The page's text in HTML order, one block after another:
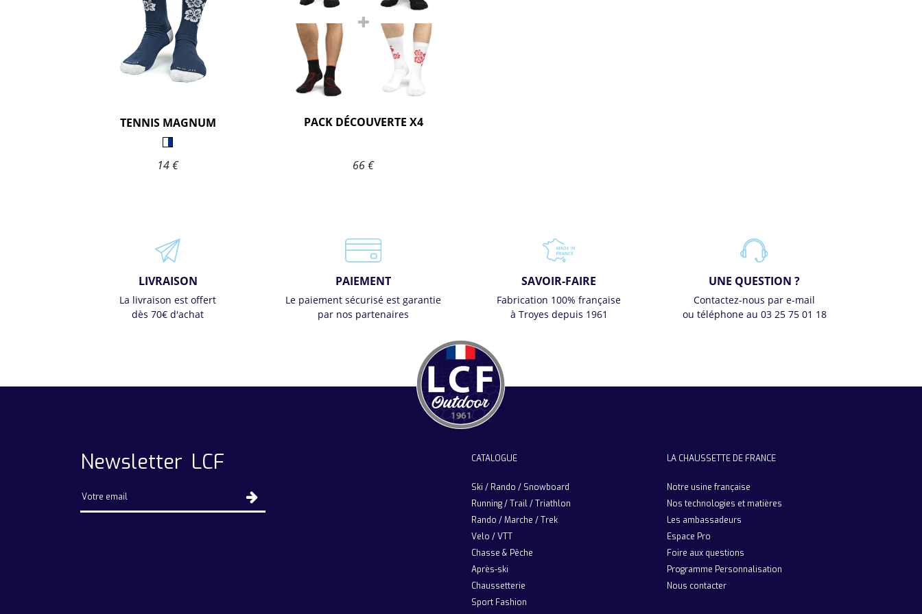
TENNIS MAGNUM
14 €
PACK DÉCOUVERTE X4
66 €
LIVRAISON
La livraison est offert
dès 70€ d'achat
PAIEMENT
Le paiement sécurisé est garantie
par nos partenaires
SAVOIR-FAIRE
Fabrication 100% française
à Troyes depuis 1961
UNE QUESTION ?
Contactez-nous par e-mail
ou téléphone au 03 25 75 01 18
Newsletter LCF CATALOGUE
Ski / Rando / Snowboard
Running / Trail / Triathlon
Rando / Marche / Trek
Velo / VTT
Chasse & Pêche
Après-ski
Chaussetterie
Sport Fashion
LA CHAUSSETTE DE FRANCE
Notre usine française
Nos technologies et matières
Les ambassadeurs
Espace Pro
Foire aux questions
Programme Personnalisation
Nous contacter